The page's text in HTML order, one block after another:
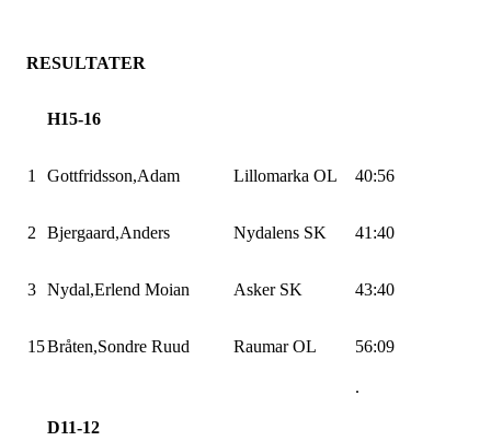
RESULTATER
H15-16
1 Gottfridsson,Adam Lillomarka OL 40:56
2 Bjergaard,Anders Nydalens SK 41:40
3 Nydal,Erlend Moian Asker SK 43:40
15Bråten,Sondre Ruud Raumar OL 56:09
.
D11-12